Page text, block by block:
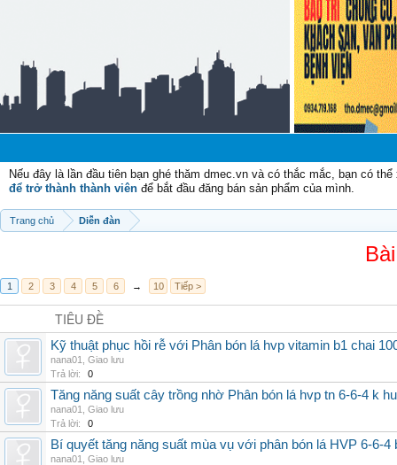
Nếu đây là lần đầu tiên bạn ghé thăm dmec.vn và có thắc mắc, bạn có
để trở thành thành viên để bắt đầu đăng bán sản phẩm của mình.
Trang chủ Diễn đàn
1 2 3 4 5 6 → 10 Tiếp >
TIÊU ĐỀ
Kỹ thuật phục hồi rễ với Phân bón lá hvp vitamin b1 chai
nana01
Giao lưu
Trả lời:
0
Tăng năng suất cây trồng nhờ Phân bón lá hvp tn 6-6-4 k
nana01
Giao lưu
Trả lời:
0
Bí quyết tăng năng suất mùa vụ với phân bón lá HVP 6-6-4
nana01
Giao lưu